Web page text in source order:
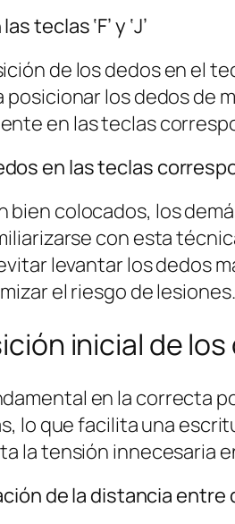
teclas ‘F’ y ‘J’
de los dedos en el
los dedos de
en las teclas
en las teclas
bien colocados, los
con esta
levantar los dedos
el riesgo de lesiones.
inicial de
en la correcta
lo que facilita una
la tensión innecesaria
de la distancia